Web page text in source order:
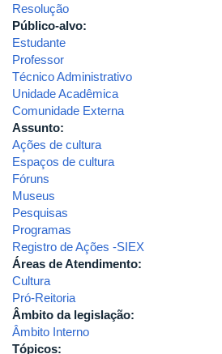
Resolução
Público-alvo:
Estudante
Professor
Técnico Administrativo
Unidade Acadêmica
Comunidade Externa
Assunto:
Ações de cultura
Espaços de cultura
Fóruns
Museus
Pesquisas
Programas
Registro de Ações -SIEX
Áreas de Atendimento:
Cultura
Pró-Reitoria
Âmbito da legislação:
Âmbito Interno
Tópicos: